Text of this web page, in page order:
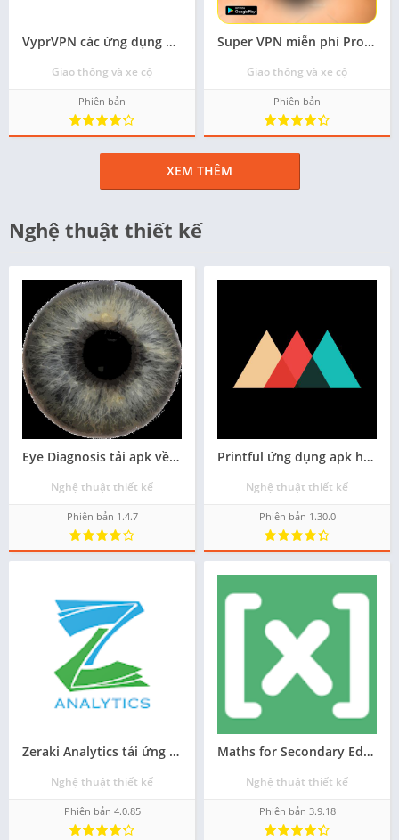
VyprVPN các ứng dụng miễn phí cho android - Tải về
Giao thông và xe cộ
Phiên bản
Super VPN miễn phí Proxy Master Unlimited tốt nhất 2018 Tải xuống ứng dụng - Miễn phí
Giao thông và xe cộ
Phiên bản
XEM THÊM
Nghệ thuật thiết kế
Eye Diagnosis tải apk về điện thoại
Nghệ thuật thiết kế
Phiên bản 1.4.7
Printful ứng dụng apk hay cho android - Tải về
Nghệ thuật thiết kế
Phiên bản 1.30.0
Zeraki Analytics tải ứng dụng cho điện thoại android
Nghệ thuật thiết kế
Phiên bản 4.0.85
Maths for Secondary Education cài apk cho android
Nghệ thuật thiết kế
Phiên bản 3.9.18